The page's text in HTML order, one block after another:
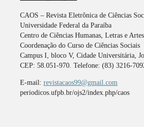
CAOS – Revista Eletrônica de Ciências
Universidade Federal da Paraíba
Centro de Ciências Humanas, Letras e Artes
Coordenação do Curso de Ciências Sociais
Campus I, bloco V, Cidade Universitária,
CEP: 58.051-970. Telefone: (83) 3216-
E-mail: revistacaos99@gmail.com
periodicos.ufpb.br/ojs2/index.php/caos